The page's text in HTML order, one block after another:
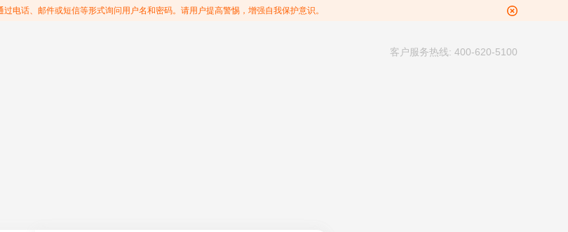
电话、邮件或短信等形式询问用户名和密码。请用户提高警惕，增强自我保护意识。
客户服务热线: 400-620-5100